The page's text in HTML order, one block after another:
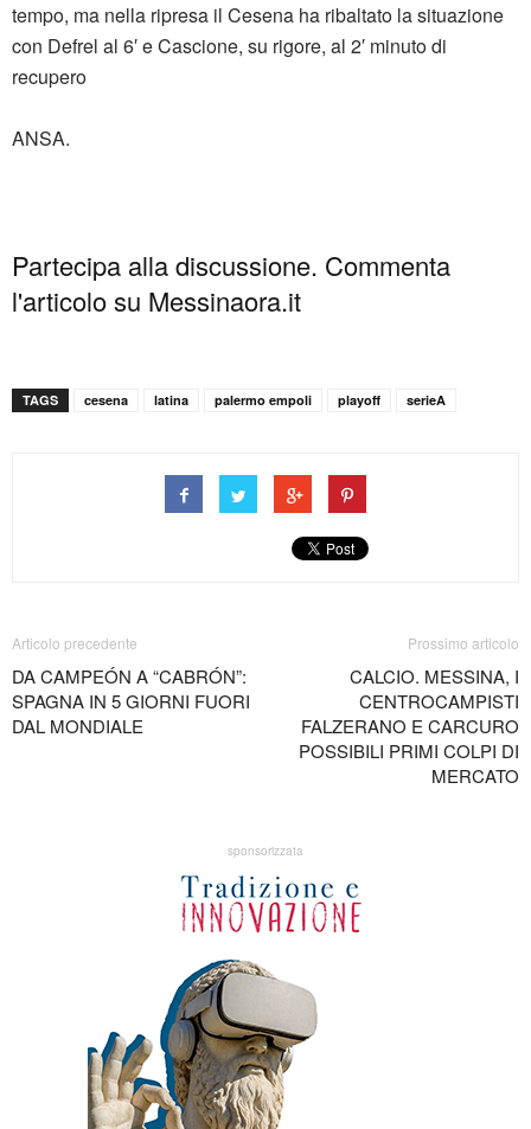
tempo, ma nella ripresa il Cesena ha ribaltato la situazione
con Defrel al 6′ e Cascione, su rigore, al 2′ minuto di
recupero
ANSA.
Partecipa alla discussione. Commenta
l'articolo su Messinaora.it
TAGS cesena latina palermo empoli playoff serieA
Articolo precedente
DA CAMPEÓN A “CABRÓN”:
SPAGNA IN 5 GIORNI FUORI
DAL MONDIALE
Prossimo articolo
CALCIO. MESSINA, I
CENTROCAMPISTI
FALZERANO E CARCURO
POSSIBILI PRIMI COLPI DI
MERCATO
sponsorizzata